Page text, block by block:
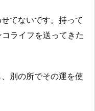
てないです。持って
ライフを送ってきた
別の所でその運を使